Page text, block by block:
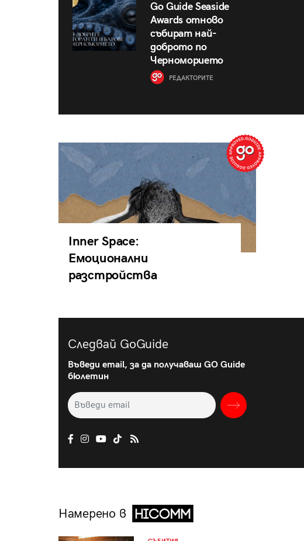
Go Guide Seaside
Awards отново
събират най-
доброто по
Черноморието
РЕДАКТОРИТЕ
Inner Space:
Емоционални
разстройства
Следвай GoGuide
Въведи email, за да получаваш GO Guide
бюлетин
Намерено в